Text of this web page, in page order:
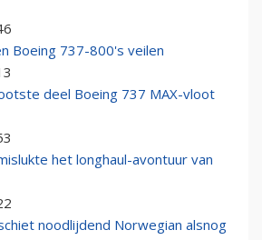
Boeing 737-800's veilen
deel Boeing 737 MAX-vloot
het longhaul-avontuur van
noodlijdend Norwegian alsnog